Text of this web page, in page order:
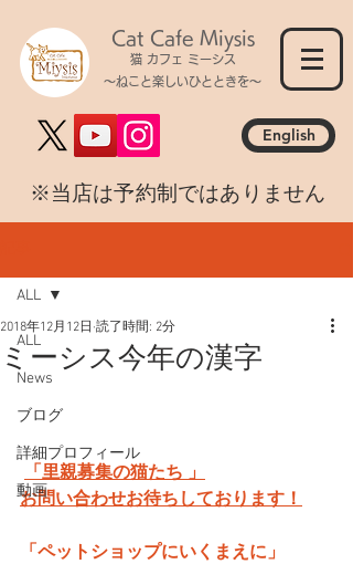
Cat Cafe Miysis
猫 カフェ ミーシス
～ねこと楽しいひとときを～
English
​※当店は予約制ではありません
ALL
News
ブログ
詳細プロフィール
動画
ALL
ミーシス今年の漢字
2018年12月12日 読了時間: 2分
「里親募集の猫たち 」
お問い合わせお待ちしております！
「ペットショップにいくまえに」